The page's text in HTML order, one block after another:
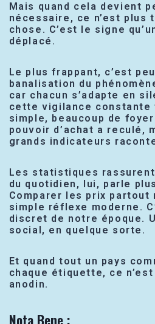
Mais quand cela devient
nécessaire, ce n’est plus
chose. C’est le signe
déplacé.
Le plus frappant, c’est
banalisation du
car chacun s’adapte en
cette vigilance constante
simple, beaucoup de
pouvoir d’achat a reculé,
grands indicateurs
Les statistiques
du quotidien, lui, parle
Comparer les prix partout
simple réflexe moderne.
discret de notre époque.
social, en quelque sorte.
Et quand tout un pays
chaque étiquette, ce
anodin.
Nota Bene :